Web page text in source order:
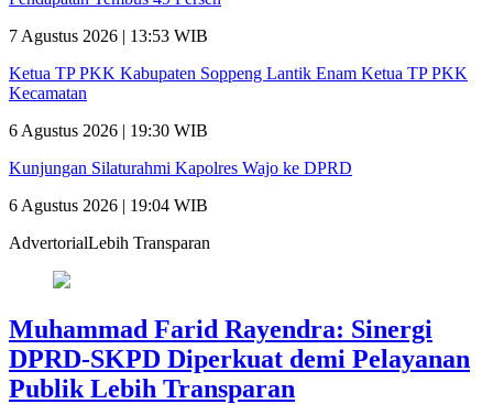
7 Agustus 2026 | 13:53 WIB
Ketua TP PKK Kabupaten Soppeng Lantik Enam Ketua TP PKK
Kecamatan
6 Agustus 2026 | 19:30 WIB
Kunjungan Silaturahmi Kapolres Wajo ke DPRD
6 Agustus 2026 | 19:04 WIB
AdvertorialLebih Transparan
Muhammad Farid Rayendra: Sinergi
DPRD-SKPD Diperkuat demi Pelayanan
Publik Lebih Transparan